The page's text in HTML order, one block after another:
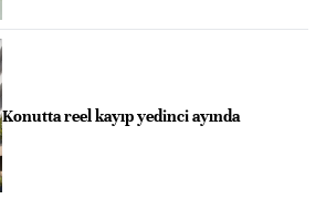
Konutta reel kayıp yedinci ayında